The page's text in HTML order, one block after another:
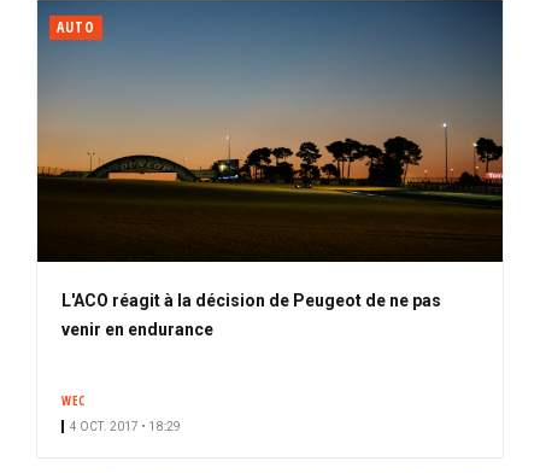
AUTO
L'ACO réagit à la décision de Peugeot de ne pas
venir en endurance
WEC
4 OCT. 2017 • 18:29